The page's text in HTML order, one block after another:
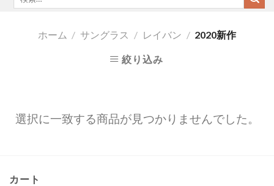
ホーム / サングラス / レイバン / 2020新作
絞り込み
選択に一致する商品が見つかりませんでした。
カート